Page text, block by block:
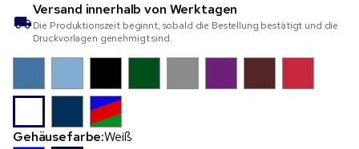
Versand innerhalb von Werktagen
Die Produktionszeit beginnt, sobald die Bestellung bestätigt und die
Druckvorlagen genehmigt sind.
Gehäusefarbe:Weiß